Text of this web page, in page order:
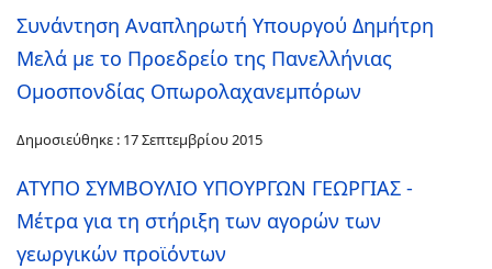
Συνάντηση Αναπληρωτή Υπουργού Δημήτρη
Μελά με το Προεδρείο της Πανελλήνιας
Ομοσπονδίας Οπωρολαχανεμπόρων
Δημοσιεύθηκε : 17 Σεπτεμβρίου 2015
ΑΤΥΠΟ ΣΥΜΒΟΥΛΙΟ ΥΠΟΥΡΓΩΝ ΓΕΩΡΓΙΑΣ -
Μέτρα για τη στήριξη των αγορών των
γεωργικών προϊόντων